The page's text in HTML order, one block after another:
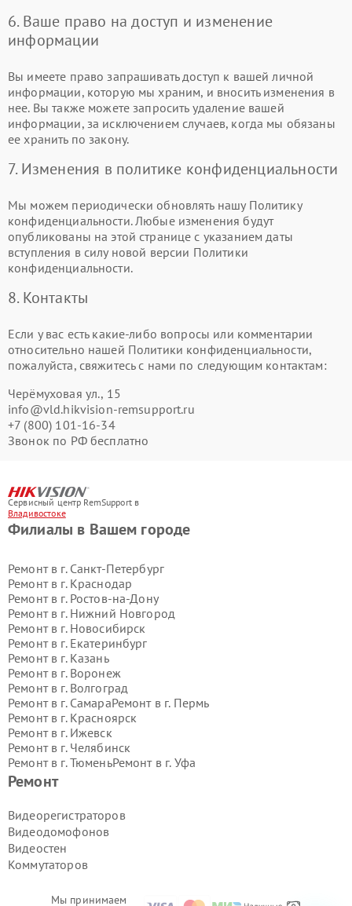
6. Ваше право на доступ и изменение
информации
Вы имеете право запрашивать доступ к вашей личной
информации, которую мы храним, и вносить изменения в
нее. Вы также можете запросить удаление вашей
информации, за исключением случаев, когда мы обязаны
ее хранить по закону.
7. Изменения в политике конфиденциальности
Мы можем периодически обновлять нашу Политику
конфиденциальности. Любые изменения будут
опубликованы на этой странице с указанием даты
вступления в силу новой версии Политики
конфиденциальности.
8. Контакты
Если у вас есть какие-либо вопросы или комментарии
относительно нашей Политики конфиденциальности,
пожалуйста, свяжитесь с нами по следующим контактам:
Черёмуховая ул., 15
info@vld.hikvision-remsupport.ru
+7 (800) 101-16-34
Звонок по РФ бесплатно
Сервисный центр RemSupport в
Владивостоке
Мы принимаем
Ремонт
Видеорегистраторов
Видеодомофонов
Видеостен
Коммутаторов
Филиалы в Вашем городе
Ремонт в г. Санкт-Петербург
Ремонт в г. Краснодар
Ремонт в г. Ростов-на-Дону
Ремонт в г. Нижний Новгород
Ремонт в г. Новосибирск
Ремонт в г. Екатеринбург
Ремонт в г. Казань
Ремонт в г. Воронеж
Ремонт в г. Волгоград
Ремонт в г. СамараРемонт в г. Пермь
Ремонт в г. Красноярск
Ремонт в г. Ижевск
Ремонт в г. Челябинск
Ремонт в г.ТюменьРемонт в г. Уфа
Ремонт в г.
Ремонт в г.
Ремонт в г.Барнаул
Ремонт в г.Тольятти
Ремонт в г.
Ремонт в г.Томск
Ремонт в г. Киров